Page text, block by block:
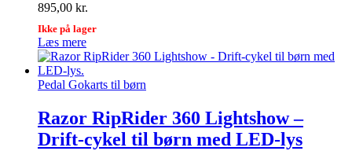
895,00 kr.
Ikke på lager
Læs mere
Pedal Gokarts til børn
Razor RipRider 360 Lightshow –
Drift-cykel til børn med LED-lys